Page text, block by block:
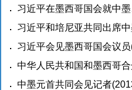
习近平在墨西哥国会就中
共同发展 共创美好未来
习近平和培尼亚共同出席
贸合作具有天时地利人和
习近平会见墨西哥国会议员
中华人民共和国和墨西哥合
06-05)
中墨元首共同会见记者